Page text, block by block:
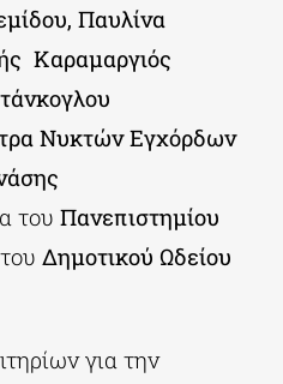
Παυλίνα
Καραμαργιός
Νυκτών Εγχόρδων
του Πανεπιστημίου
Δημοτικού Ωδείου
για την